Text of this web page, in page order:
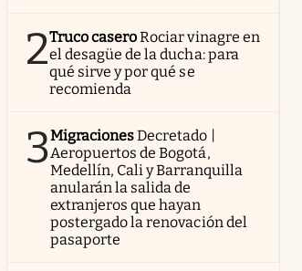
2Truco caseroRociar vinagre en
el desagüe de la ducha: para
qué sirve y por qué se
recomienda
3MigracionesDecretado |
Aeropuertos de Bogotá,
Medellín, Cali y Barranquilla
anularán la salida de
extranjeros que hayan
postergado la renovación del
pasaporte